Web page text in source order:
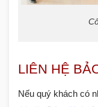
LIÊN HỆ
Nếu quý khách có